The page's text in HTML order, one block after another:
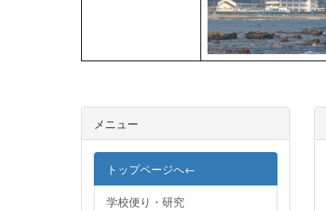
メニュー
トップページへ←
学校便り・研究